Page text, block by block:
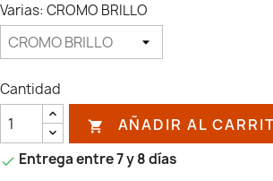
Varias: CROMO BRILLO
Cantidad
 AÑADIR AL
 Entrega entre 7 y 8 días